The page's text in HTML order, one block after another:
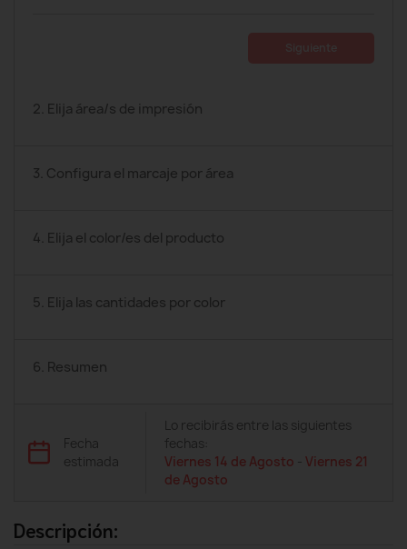
2. Elija área/s de impresión
3. Configura el marcaje por área
4. Elija el color/es del producto
5. Elija las cantidades por color
6. Resumen
Fecha
estimada
Lo recibirás entre las siguientes
fechas:
Viernes 14 de Agosto -Viernes 21
de Agosto
Descripción: